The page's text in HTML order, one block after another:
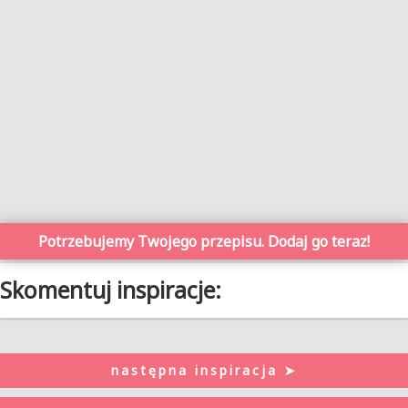
Potrzebujemy Twojego przepisu. Dodaj go teraz!
Skomentuj inspiracje:
następna inspiracja ➤